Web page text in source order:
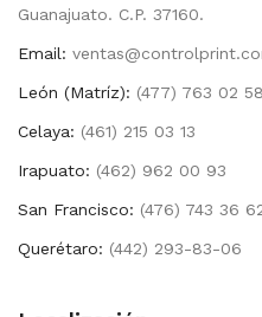
Guanajuato. C.P. 37160.
Email:
León (Matríz): (477) 763 02
Celaya: (461) 215 03 13
Irapuato: (462) 962 00 93
San Francisco: (476) 743 36
Querétaro: (442) 293-83-06